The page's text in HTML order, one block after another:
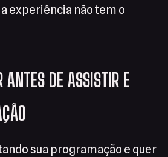
experiência não tem o
DE ASSISTIR E
sua programação e quer